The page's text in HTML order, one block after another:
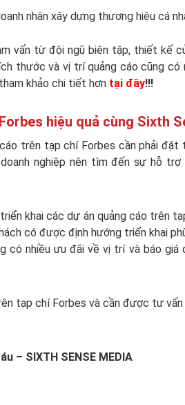
nhân xây dựng thương hiệu cá
vấn từ đội ngũ biên tập, thiết kế
thước và vị trí quảng cáo cũng có
khảo chi tiết hơn tại đây!!!
hiệu quả cùng Sixth
trên tạp chí Forbes cần phải đặt
nghiệp nên tìm đến sự hỗ
khai các dự án quảng cáo trên
có được định hướng triển khai
có nhiều ưu đãi về vị trí và báo giá
tạp chí Forbes và cần được tư
– SIXTH SENSE MEDIA